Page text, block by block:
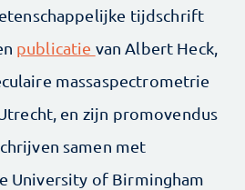
tijdschrift
publicatie van Albert Heck,
massaspectrometrie
en zijn promovendus
samen met
University of Birmingham